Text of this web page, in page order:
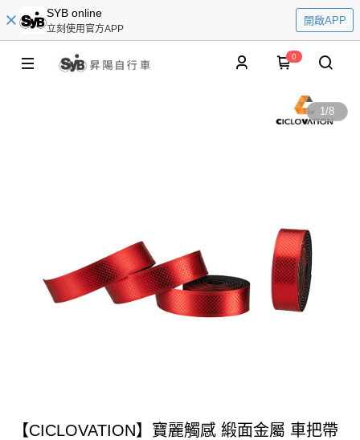
SYB online
立刻使用官方APP
開啟APP
0
1/8
【CICLOVATION】寶麗觸感 緞面金屬 車把帶